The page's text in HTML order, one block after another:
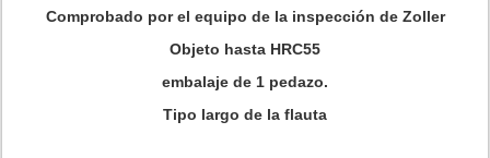
Comprobado por el equipo de la inspección de Zoller
Objeto hasta HRC55
embalaje de 1 pedazo.
Tipo largo de la flauta